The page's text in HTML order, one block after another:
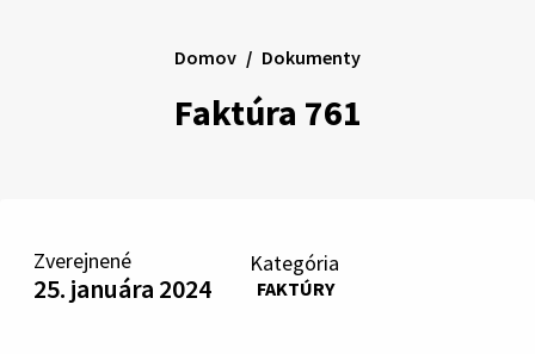
Faktúra 761
Domov Dokumenty
Zverejnené
25. januára 2024
Kategória
FAKTÚRY